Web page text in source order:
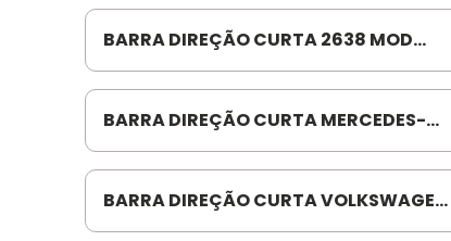
BARRA DIREÇÃO CURTA 2638 MOD
05/BD526 Z1096BD5265
BARRA DIREÇÃO CURTA MERCEDES-
BENZ 1113 F OLEO BD0709
BARRA DIREÇÃO CURTA VOLKSWAGEN
8.150/8.160 ZL9158